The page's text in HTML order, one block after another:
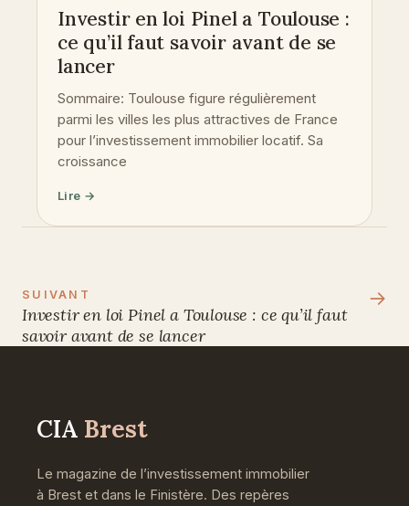
Investir en loi Pinel a Toulouse :
ce qu’il faut savoir avant de se
lancer
Sommaire: Toulouse figure régulièrement
parmi les villes les plus attractives de France
pour l’investissement immobilier locatif. Sa
croissance
Lire →
SUIVANT
Investir en loi Pinel a Toulouse : ce qu’il faut
savoir avant de se lancer
→
CIA Brest
Le magazine de l’investissement immobilier
à Brest et dans le Finistère. Des repères